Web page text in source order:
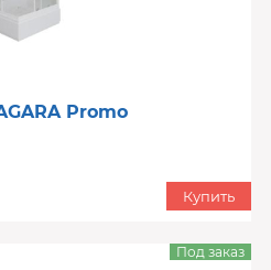
Promo
Купить
Под заказ